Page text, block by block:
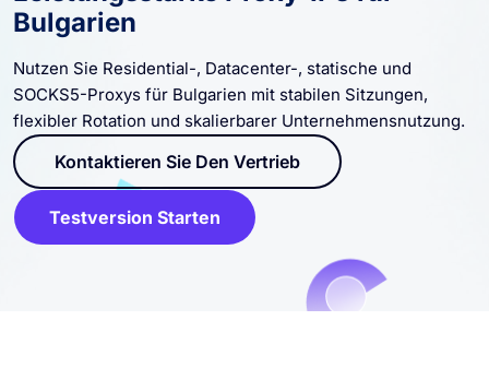
Bulgarien
Nutzen Sie Residential-, Datacenter-, statische und
SOCKS5-Proxys für Bulgarien mit stabilen Sitzungen,
flexibler Rotation und skalierbarer Unternehmensnutzung.
Kontaktieren Sie Den Vertrieb
Testversion Starten